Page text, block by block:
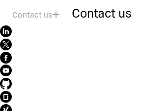
Contact us Contact us